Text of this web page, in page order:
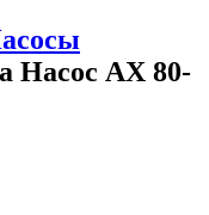
Насос АХ 80-